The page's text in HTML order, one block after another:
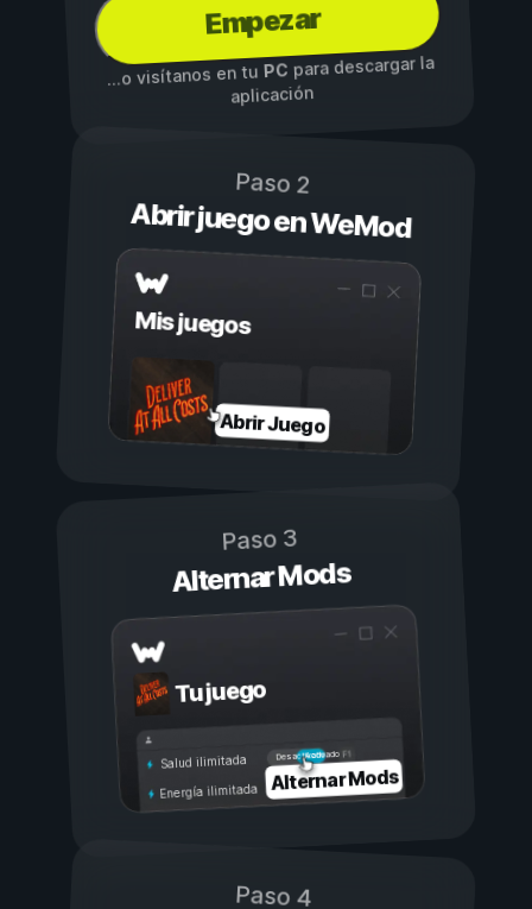
Empezar
...o visítanos en tuPCpara descargar la
aplicación
Paso 2
Abrir juego en WeMod
Mis juegos
Abrir Juego
Paso 3
Alternar Mods
Tu juego
Activado
Desactivado
Salud ilimitada
Energía ilimitada Alternar Mods
Paso 4